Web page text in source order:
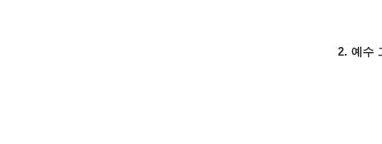
2. 예수